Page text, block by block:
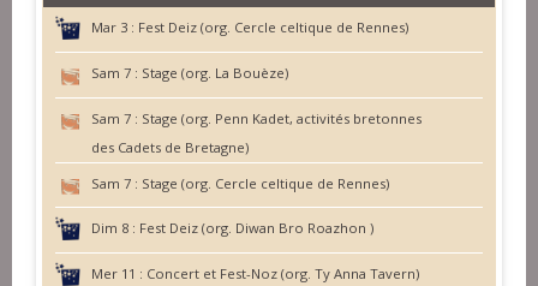
Mar 3 : Fest Deiz (org. Cercle celtique de Rennes)
Sam 7 : Stage (org. La Bouèze)
Sam 7 : Stage (org. Penn Kadet, activités bretonnes
des Cadets de Bretagne)
Sam 7 : Stage (org. Cercle celtique de Rennes)
Dim 8 : Fest Deiz (org. Diwan Bro Roazhon )
Mer 11 : Concert et Fest-Noz (org. Ty Anna Tavern)